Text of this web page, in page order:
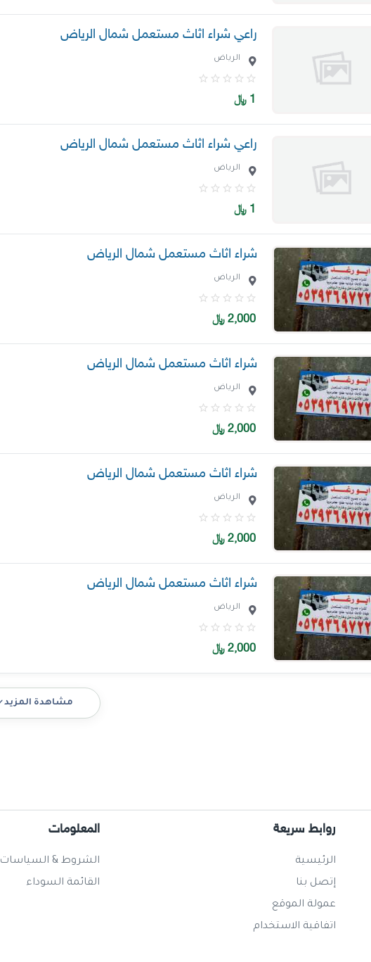
راعي شراء اثاث مستعمل شمال الرياض
الرياض
1 ﷼
راعي شراء اثاث مستعمل شمال الرياض
الرياض
1 ﷼
شراء اثاث مستعمل شمال الرياض
الرياض
2,000 ﷼
شراء اثاث مستعمل شمال الرياض
الرياض
2,000 ﷼
شراء اثاث مستعمل شمال الرياض
الرياض
2,000 ﷼
شراء اثاث مستعمل شمال الرياض
الرياض
2,000 ﷼
مشاهدة المزيد
روابط سريعة
الرئيسية
إتصل بنا
عمولة الموقع
اتفاقية الاستخدام
المعلومات
الشروط & السياسات
القائمة السوداء